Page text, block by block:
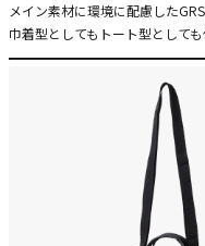
メイン素材に環境に配慮した
巾着型としてもトート型としても